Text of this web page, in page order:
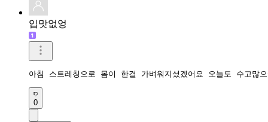
입맛없엉
아침 스트레칭으로 몸이 한결 가벼워지셨겠어요 오늘도 수고많으
0